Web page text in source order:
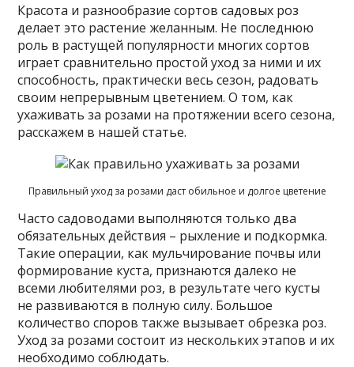
Красота и разнообразие сортов садовых роз
делает это растение желанным. Не последнюю
роль в растущей популярности многих сортов
играет сравнительно простой уход за ними и их
способность, практически весь сезон, радовать
своим непрерывным цветением. О том, как
ухаживать за розами на протяжении всего сезона,
расскажем в нашей статье.
Правильный уход за розами даст обильное и долгое цветение
Часто садоводами выполняются только два
обязательных действия – рыхление и подкормка.
Такие операции, как мульчирование почвы или
формирование куста, признаются далеко не
всеми любителями роз, в результате чего кусты
не развиваются в полную силу. Большое
количество споров также вызывает обрезка роз.
Уход за розами состоит из нескольких этапов и их
необходимо соблюдать.